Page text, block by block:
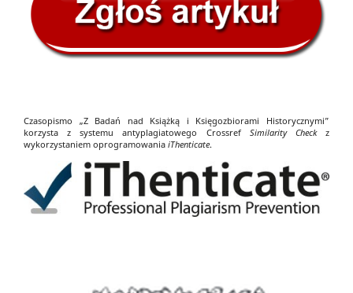
Czasopismo „Z Badań nad Książką i Księgozbiorami Historycznymi”
korzysta z systemu antyplagiatowego Crossref Similarity Checkz
wykorzystaniem oprogramowania iThenticate.